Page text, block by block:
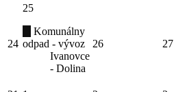
24
25
Komunálny
odpad - vývoz
Ivanovce
- Dolina
26 27